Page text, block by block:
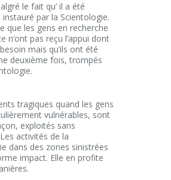
le fait qu’ il a été
par la Scientologie.
que les gens en recherche
n’ont pas reçu l’appui dont
mais qu’ils ont été
deuxième fois, trompés
tragiques quand les gens
vulnérables, sont
exploités sans
activités de la
dans des zones sinistrées
impact. Elle en profite